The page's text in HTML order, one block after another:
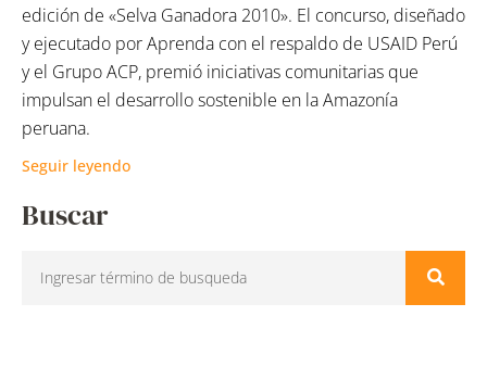
edición de «Selva Ganadora 2010». El concurso, diseñado
y ejecutado por Aprenda con el respaldo de USAID Perú
y el Grupo ACP, premió iniciativas comunitarias que
impulsan el desarrollo sostenible en la Amazonía
peruana.
Seguir leyendo
Buscar